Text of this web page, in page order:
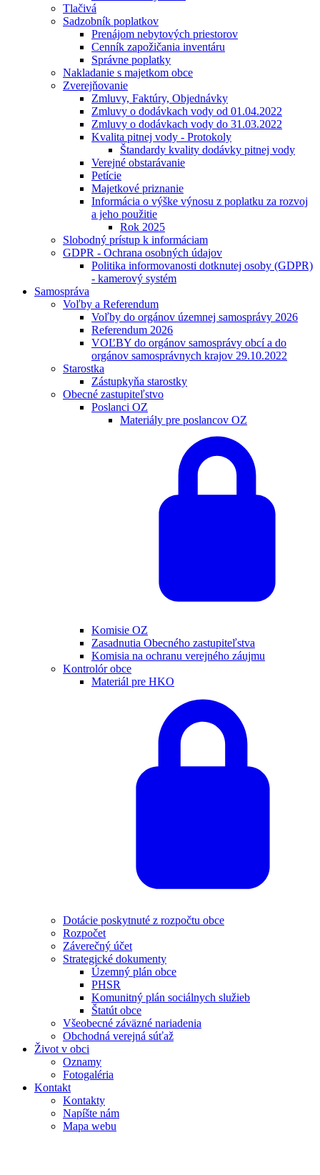
Tlačivá
Sadzobník poplatkov
Prenájom nebytových priestorov
Cenník zapožičania inventáru
Správne poplatky
Nakladanie s majetkom obce
Zverejňovanie
Zmluvy, Faktúry, Objednávky
Zmluvy o dodávkach vody od 01.04.2022
Zmluvy o dodávkach vody do 31.03.2022
Kvalita pitnej vody - Protokoly
Štandardy kvality dodávky pitnej vody
Verejné obstarávanie
Petície
Majetkové priznanie
Informácia o výške výnosu z poplatku za rozvoj
a jeho použitie
Rok 2025
Slobodný prístup k informáciam
GDPR - Ochrana osobných údajov
Politika informovanosti dotknutej osoby (GDPR)
- kamerový systém
Samospráva
Voľby a Referendum
Voľby do orgánov územnej samosprávy 2026
Referendum 2026
VOĽBY do orgánov samosprávy obcí a do
orgánov samosprávnych krajov 29.10.2022
Starostka
Zástupkyňa starostky
Obecné zastupiteľstvo
Poslanci OZ
Materiály pre poslancov OZ
Komisie OZ
Zasadnutia Obecného zastupiteľstva
Komisia na ochranu verejného záujmu
Kontrolór obce
Materiál pre HKO
Dotácie poskytnuté z rozpočtu obce
Rozpočet
Záverečný účet
Strategické dokumenty
Územný plán obce
PHSR
Komunitný plán sociálnych služieb
Štatút obce
Všeobecné záväzné nariadenia
Obchodná verejná súťaž
Život v obci
Oznamy
Fotogaléria
Kontakt
Kontakty
Napíšte nám
Mapa webu